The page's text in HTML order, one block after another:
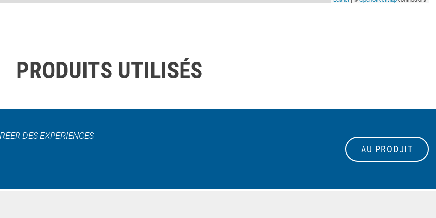
PRODUITS UTILISÉS
DES EXPÉRIENCES
AU PRODUIT